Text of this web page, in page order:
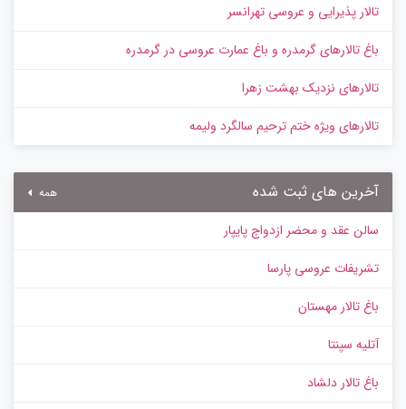
تالار پذیرایی و عروسی تهرانسر
باغ تالارهای گرمدره و باغ عمارت عروسی در گرمدره
تالارهای نزدیک بهشت زهرا
تالارهای ویژه ختم ترحیم سالگرد ولیمه
آخرین های ثبت شده همه
سالن عقد و محضر ازدواج پایپار
تشریفات عروسی پارسا
باغ تالار مهستان
آتلیه سپنتا
باغ تالار دلشاد